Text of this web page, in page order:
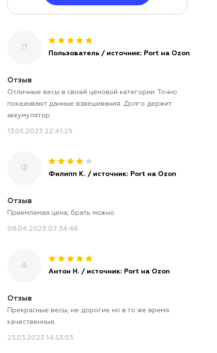
Пользователь / источник: Port на Ozon
Отзыв
Отличные весы в своей ценовой категории. Точно
показывают данные взвешивания. Долго держит
аккумулятор.
13.05.2023 22:41:29
Ф
Филипп К. / источник: Port на Ozon
Отзыв
Приемлемая цена, брать можно.
08.04.2023 07:34:46
А
Антон Н. / источник: Port на Ozon
Отзыв
Прекрасные весы, не дорогие но в то же время
качественные.
23.03.2023 14:53:03